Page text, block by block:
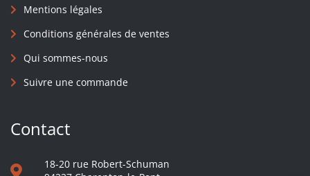
Mentions légales
Conditions générales de ventes
Qui sommes-nous
Suivre une commande
Contact
18-20 rue Robert-Schuman